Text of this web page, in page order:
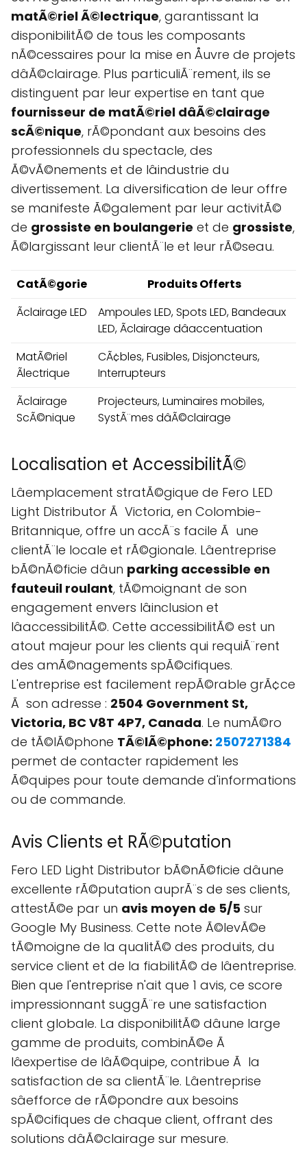
matÃ©riel Ã©lectrique, garantissant la
disponibilitÃ© de tous les composants
nÃ©cessaires pour la mise en Åuvre de projets
dâÃ©clairage. Plus particuliÃ¨rement, ils se
distinguent par leur expertise en tant que
fournisseur de matÃ©riel dâÃ©clairage
scÃ©nique, rÃ©pondant aux besoins des
professionnels du spectacle, des
Ã©vÃ©nements et de lâindustrie du
divertissement. La diversification de leur offre
se manifeste Ã©galement par leur activitÃ©
de grossiste en boulangerie et de grossiste,
Ã©largissant leur clientÃ¨le et leur rÃ©seau.
CatÃ©gorie
Produits Offerts
Ãclairage LED
Ampoules LED, Spots LED, Bandeaux
LED, Ãclairage dâaccentuation
MatÃ©riel
Ãlectrique
CÃ¢bles, Fusibles, Disjoncteurs,
Interrupteurs
Ãclairage
ScÃ©nique
Projecteurs, Luminaires mobiles,
SystÃ¨mes dâÃ©clairage
Localisation et AccessibilitÃ©
Lâemplacement stratÃ©gique de Fero LED
Light Distributor Ã Victoria, en Colombie-
Britannique, offre un accÃ¨s facile Ã une
clientÃ¨le locale et rÃ©gionale. Lâentreprise
bÃ©nÃ©ficie dâun parking accessible en
fauteuil roulant, tÃ©moignant de son
engagement envers lâinclusion et
lâaccessibilitÃ©. Cette accessibilitÃ© est un
atout majeur pour les clients qui requiÃ¨rent
des amÃ©nagements spÃ©cifiques.
L'entreprise est facilement repÃ©rable grÃ¢ce
Ã son adresse : 2504 Government St,
Victoria, BC V8T 4P7, Canada. Le numÃ©ro
de tÃ©lÃ©phone TÃ©lÃ©phone: 2507271384
permet de contacter rapidement les
Ã©quipes pour toute demande d'informations
ou de commande.
Avis Clients et RÃ©putation
Fero LED Light Distributor bÃ©nÃ©ficie dâune
excellente rÃ©putation auprÃ¨s de ses clients,
attestÃ©e par un avis moyen de 5/5 sur
Google My Business. Cette note Ã©levÃ©e
tÃ©moigne de la qualitÃ© des produits, du
service client et de la fiabilitÃ© de lâentreprise.
Bien que l'entreprise n'ait que 1 avis, ce score
impressionnant suggÃ¨re une satisfaction
client globale. La disponibilitÃ© dâune large
gamme de produits, combinÃ©e Ã
lâexpertise de lâÃ©quipe, contribue Ã la
satisfaction de sa clientÃ¨le. Lâentreprise
sâefforce de rÃ©pondre aux besoins
spÃ©cifiques de chaque client, offrant des
solutions dâÃ©clairage sur mesure.